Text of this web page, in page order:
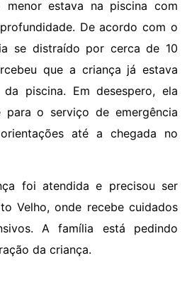
estava na piscina com
De acordo com o
se distraído por cerca de 10
que a criança já estava
piscina. Em desespero, ela
para o serviço de emergência
até a chegada no
foi atendida e precisou ser
Velho, onde recebe cuidados
A família está pedindo
da criança.